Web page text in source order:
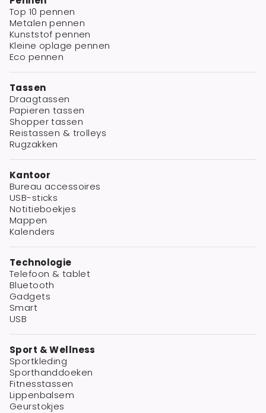
Top 10 pennen
Metalen pennen
Kunststof pennen
Kleine oplage pennen
Eco pennen
Tassen
Draagtassen
Papieren tassen
Shopper tassen
Reistassen & trolleys
Rugzakken
Kantoor
Bureau accessoires
USB-sticks
Notitieboekjes
Mappen
Kalenders
Technologie
Telefoon & tablet
Bluetooth
Gadgets
Smart
USB
Sport & Wellness
Sportkleding
Sporthanddoeken
Fitnesstassen
Lippenbalsem
Geurstokjes